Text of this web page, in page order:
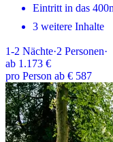
Eintritt in das
3 weitere Inhalte
1-2 Nächte·2 Personen·
ab 1.173 €
pro Person ab € 587